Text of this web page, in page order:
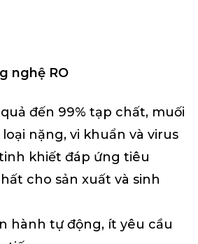
nghệ RO
đến 99% tạp chất, muối
nặng, vi khuẩn và virus
khiết đáp ứng tiêu
cho sản xuất và sinh
hành tự động, ít yêu cầu